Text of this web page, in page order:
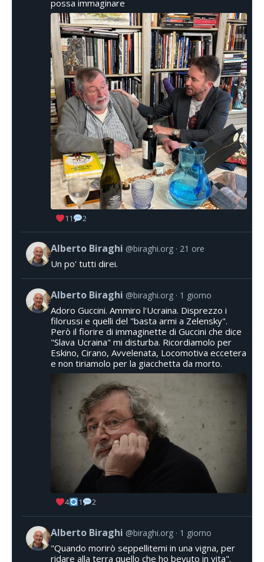
possa immaginare
11 2
Alberto Biraghi @biraghi.org 21 ore
Un po' tutti direi.
Alberto Biraghi @biraghi.org 1 giorno
Adoro Guccini. Ammiro l'Ucraina. Disprezzo i
filorussi e quelli del "basta armi a Zelensky".
Però il fiorire di immaginette di Guccini che dice
"Slava Ucraina" mi disturba. Ricordiamolo per
Eskino, Cirano, Avvelenata, Locomotiva eccetera
e non tiriamolo per la giacchetta da morto.
4 1 2
Alberto Biraghi @biraghi.org 1 giorno
"Quando morirò seppellitemi in una vigna, per
ridare alla terra quello che ho bevuto in vita".